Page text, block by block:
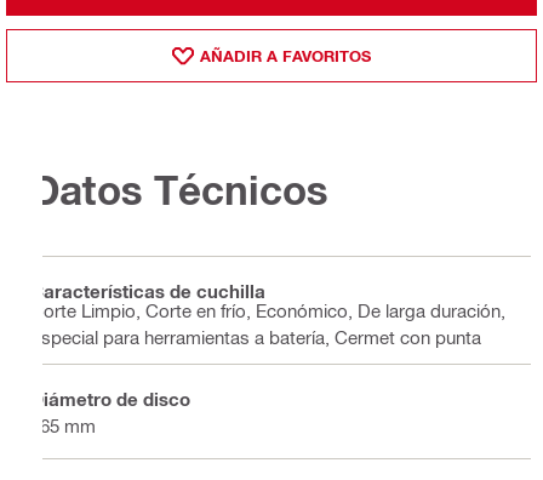
AÑADIR A FAVORITOS
Datos Técnicos
Características de cuchilla
Corte Limpio, Corte en frío, Económico, De larga duración,
Especial para herramientas a batería, Cermet con punta
Diámetro de disco
165 mm